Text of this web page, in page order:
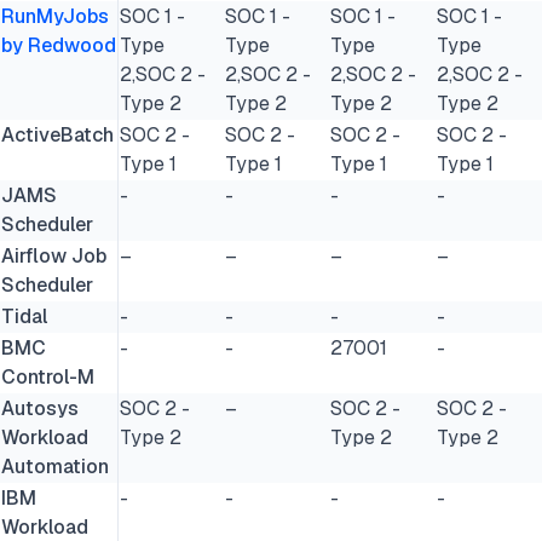
RunMyJobs
by Redwood
SOC 1 -
Type
2,SOC 2 -
Type 2
SOC 1 -
Type
2,SOC 2 -
Type 2
SOC 1 -
Type
2,SOC 2 -
Type 2
SOC 1 -
Type
2,SOC 2 -
Type 2
ActiveBatch SOC 2 -
Type 1
SOC 2 -
Type 1
SOC 2 -
Type 1
SOC 2 -
Type 1
JAMS
Scheduler
- - - -
Airflow Job
Scheduler
– – – –
Tidal - - -
-
BMC
Control-M
- - 27001 -
Autosys
Workload
Automation
SOC 2 -
Type 2
–
SOC 2 -
Type 2
SOC 2 -
Type 2
IBM
Workload
- - - -